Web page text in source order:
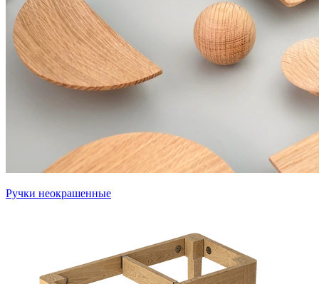
Ручки неокрашенные